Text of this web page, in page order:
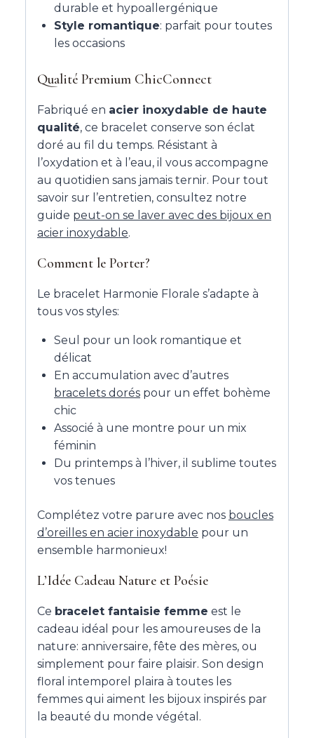
durable et hypoallergénique
Style romantique: parfait pour toutes
les occasions
Qualité Premium ChicConnect
Fabriqué en acier inoxydable de haute
qualité, ce bracelet conserve son éclat
doré au fil du temps. Résistant à
l’oxydation et à l’eau, il vous accompagne
au quotidien sans jamais ternir. Pour tout
savoir sur l’entretien, consultez notre
guide peut-on se laver avec des bijoux en
acier inoxydable.
Comment le Porter?
Le bracelet Harmonie Florale s’adapte à
tous vos styles:
Seul pour un look romantique et
délicat
En accumulation avec d’autres
bracelets dorés pour un effet bohème
chic
Associé à une montre pour un mix
féminin
Du printemps à l’hiver, il sublime toutes
vos tenues
Complétez votre parure avec nos boucles
d’oreilles en acier inoxydable pour un
ensemble harmonieux!
L’Idée Cadeau Nature et Poésie
Ce bracelet fantaisie femme est le
cadeau idéal pour les amoureuses de la
nature: anniversaire, fête des mères, ou
simplement pour faire plaisir. Son design
floral intemporel plaira à toutes les
femmes qui aiment les bijoux inspirés par
la beauté du monde végétal.